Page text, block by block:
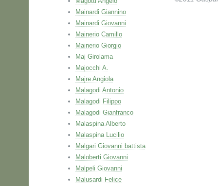
Mainardi Giannino
Mainardi Giovanni
Mainerio Camillo
Mainerio Giorgio
Maj Girolama
Majocchi A.
Majre Angiola
Malagodi Antonio
Malagodi Filippo
Malagodi Gianfranco
Malaspina Alberto
Malaspina Lucilio
Malgari Giovanni battista
Maloberti Giovanni
Malpeli Giovanni
Malusardi Felice